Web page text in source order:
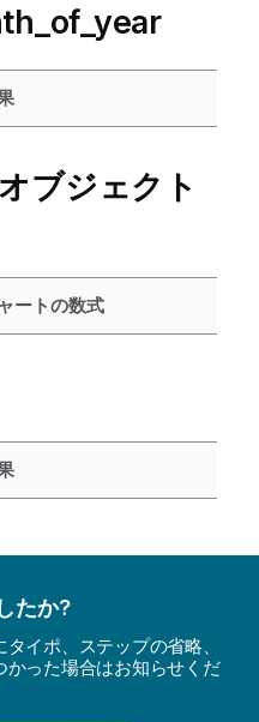
ブジェクト
ートの数式
たか?
イポ、ステップの省略、
った場合はお知らせくだ